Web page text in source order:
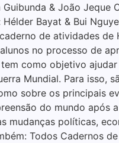
& João Jeque
Bayat & Bui
de atividades de
no processo de
como objetivo
Mundial. Para isso,
sobre os principais
do mundo após
mudanças políticas,
Todos Cadernos